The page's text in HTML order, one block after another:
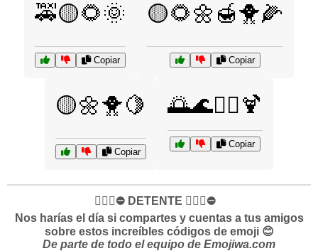
🚕🟡🌻🌞
Copiar
🟡🌻🌼🍯🐥🌽
Copiar
🟡🌼🐥🍋
Copiar
🌅🌊🏄‍♀️🍹
Copiar
✋🏻🛑⛔️ DETENTE ✋🏻🛑⛔️
Nos harías el día si compartes y cuentas a tus amigos
sobre estos increíbles códigos de emoji 😊
De parte de todo el equipo de Emojiwa.com